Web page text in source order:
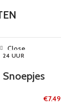
24 UUR
Close
Snoepjes
€7.49